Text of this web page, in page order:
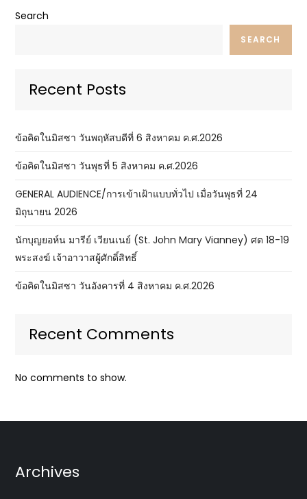
Search
SEARCH
Recent Posts
ข้อคิดในมิสซา วันพฤหัสบดีที่ 6 สิงหาคม ค.ศ.2026
ข้อคิดในมิสซา วันพุธที่ 5 สิงหาคม ค.ศ.2026
GENERAL AUDIENCE/การเข้าเฝ้าแบบทั่วไป เมื่อวันพุธที่ 24
มิถุนายน 2026
นักบุญยอห์น มารีย์ เวียนเนย์ (St. John Mary Vianney) ศต 18-19
พระสงฆ์ เจ้าอาวาสผู้ศักดิ์สิทธิ์
ข้อคิดในมิสซา วันอังคารที่ 4 สิงหาคม ค.ศ.2026
Recent Comments
No comments to show.
Archives